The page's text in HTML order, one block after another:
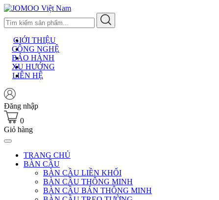
Skip
to
content
GIỚI THIỆU
CÔNG NGHỆ
BẢO HÀNH
XU HƯỚNG
LIÊN HỆ
Đăng nhập
0
Giỏ hàng
TRANG CHỦ
BÀN CẦU
BÀN CẦU LIỀN KHỐI
BÀN CẦU THÔNG MINH
BÀN CẦU BÁN THÔNG MINH